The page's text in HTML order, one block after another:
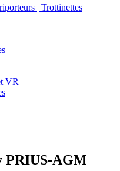
| Trottinettes
VR
PRIUS-AGM